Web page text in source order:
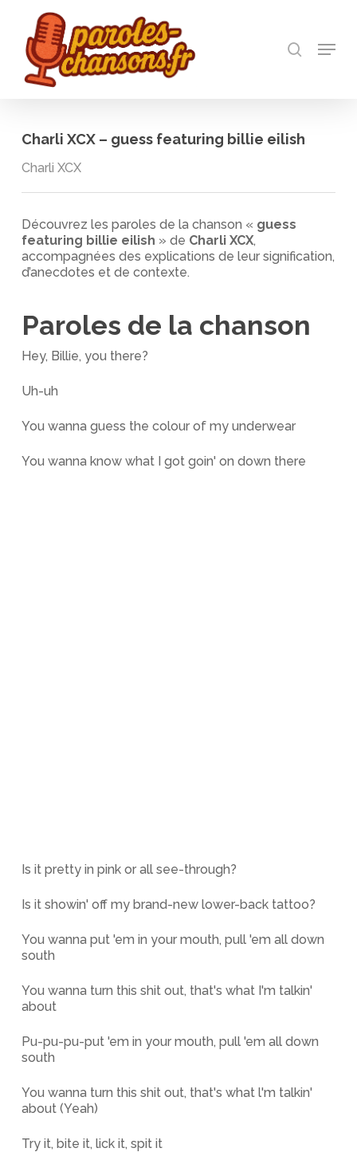
main
content
Menu
Charli XCX – guess featuring billie eilish
Charli XCX
Découvrez les paroles de la chanson « guess
featuring billie eilish » de Charli XCX,
accompagnées des explications de leur signification,
d’anecdotes et de contexte.
Paroles de la chanson
Hey, Billie, you there?
Uh-uh
You wanna guess the colour of my underwear
You wanna know what I got goin' on down there
Is it pretty in pink or all see-through?
Is it showin' off my brand-new lower-back tattoo?
You wanna put 'em in your mouth, pull 'em all down
south
You wanna turn this shit out, that's what I'm talkin'
about
Pu-pu-pu-put 'em in your mouth, pull 'em all down
south
You wanna turn this shit out, that's what l'm talkin'
about (Yeah)
Try it, bite it, lick it, spit it
Close